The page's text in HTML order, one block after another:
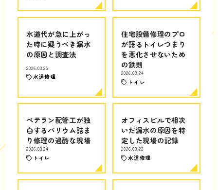
水道代が急に上がっ
た時に疑うべき漏水
の原因と調査法
2026.03.25
水道修理
住宅設備修理のプロ
が語るトイレつまり
を悪化させないため
の鉄則
2026.03.24
トイレ
ベテラン配管工が独
白するバリウム詰ま
り修理の過酷な現場
2026.03.24
トイレ
オフィスビルで相次
いだ漏水の原因を特
定した現場の記録
2026.03.22
水道修理